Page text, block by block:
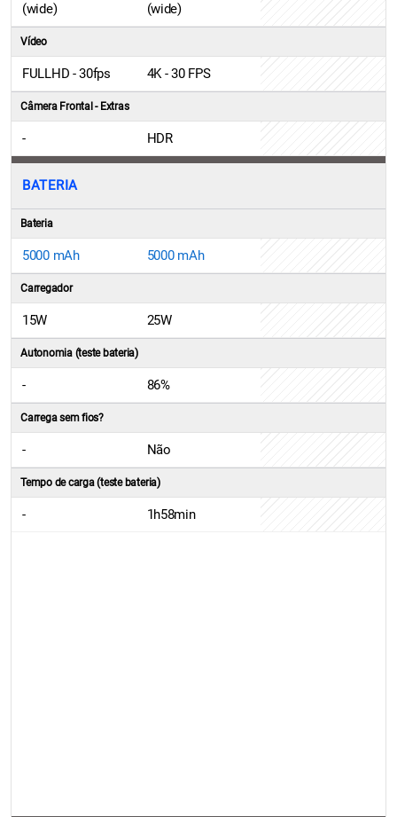
(wide)
(wide)
Vídeo
FULLHD - 30fps 4K - 30 FPS
Câmera Frontal - Extras
- HDR
BATERIA
Bateria
5000 mAh 5000 mAh
Carregador
15W 25W
Autonomia (teste bateria)
- 86%
Carrega sem fios?
- Não
Tempo de carga (teste bateria)
- 1h58min